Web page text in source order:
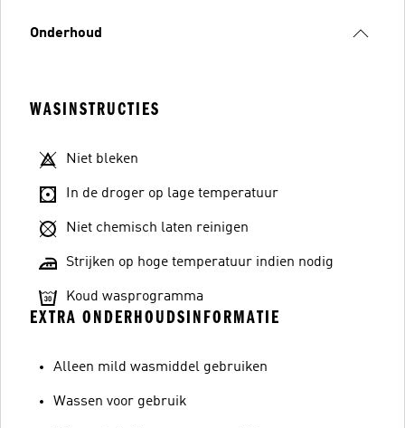
Onderhoud
WASINSTRUCTIES
Niet bleken
In de droger op lage temperatuur
Niet chemisch laten reinigen
Strijken op hoge temperatuur indien nodig
Koud wasprogramma
EXTRA ONDERHOUDSINFORMATIE
Alleen mild wasmiddel gebruiken
Wassen voor gebruik